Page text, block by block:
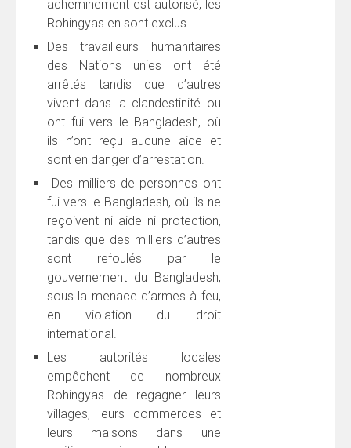
acheminement est autorisé, les
Rohingyas en sont exclus.
Des travailleurs humanitaires
des Nations unies ont été
arrêtés tandis que d’autres
vivent dans la clandestinité ou
ont fui vers le Bangladesh, où
ils n’ont reçu aucune aide et
sont en danger d’arrestation.
Des milliers de personnes ont
fui vers le Bangladesh, où ils ne
reçoivent ni aide ni protection,
tandis que des milliers d’autres
sont refoulés par le
gouvernement du Bangladesh,
sous la menace d’armes à feu,
en violation du droit
international.
Les autorités locales
empêchent de nombreux
Rohingyas de regagner leurs
villages, leurs commerces et
leurs maisons dans une